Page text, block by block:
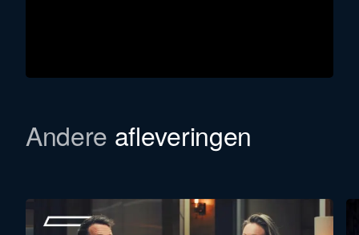
Andere afleveringen